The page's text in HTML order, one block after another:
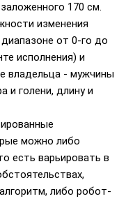
170 см.
изменения
от 0-го до
исполнения) и
владельца - мужчины
и голени, длину и
можно либо
есть варьировать в
либо робот-